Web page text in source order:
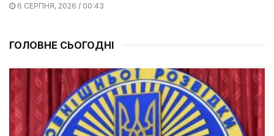
6 СЕРПНЯ, 2026 / 00:43
ГОЛОВНЕ СЬОГОДНІ